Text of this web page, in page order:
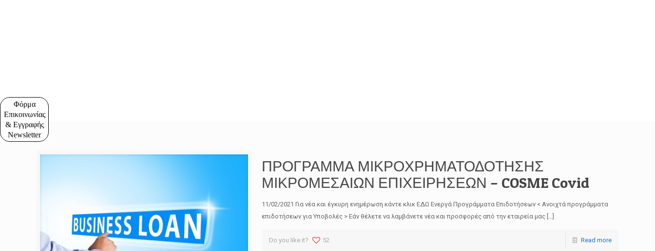
Φόρμα
Επικοινωνίας
& Εγγραφής
Newsletter
ΠΡΟΓΡΑΜΜΑ ΜΙΚΡΟΧΡΗΜΑΤΟΔΟΤΗΣΗΣ
ΜΙΚΡΟΜΕΣΑΙΩΝ ΕΠΙΧΕΙΡΗΣΕΩΝ – COSME Covid
11/02/2021 Για νέα και έγκυρη ενημέρωση κάντε κλικ ΕΔΩ Ενεργά Προγράμματα Επιδοτήσεων < Ανοιχτά προγράμματα
επιδοτήσεων για Υποβολές > Εάν θέλετε να λαμβάνετε νέα και προσφορές από την εταιρεία μας […]
Do you like it? 52 Read more